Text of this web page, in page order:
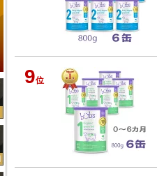
9位